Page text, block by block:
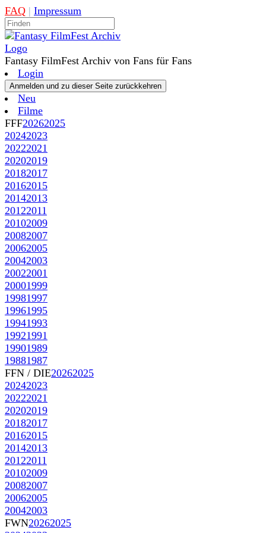
FAQ | Impressum
Fantasy FilmFest Archiv von Fans für Fans
Login
Neu
Filme
FFF20262025
20242023
20222021
20202019
20182017
20162015
20142013
20122011
20102009
20082007
20062005
20042003
20022001
20001999
19981997
19961995
19941993
19921991
19901989
19881987
FFN / DIE20262025
20242023
20222021
20202019
20182017
20162015
20142013
20122011
20102009
20082007
20062005
20042003
FWN20262025